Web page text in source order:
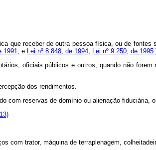
que receber de outra pessoa física, ou de fontes
1991, e Lei nº 8.848, de 1994, Lei nº 9.250, de 1995
oficiais públicos e outros, quando não forem
dos rendimentos.
com reservas de domínio ou alienação fiduciária,
com trator, máquina de terraplenagem,